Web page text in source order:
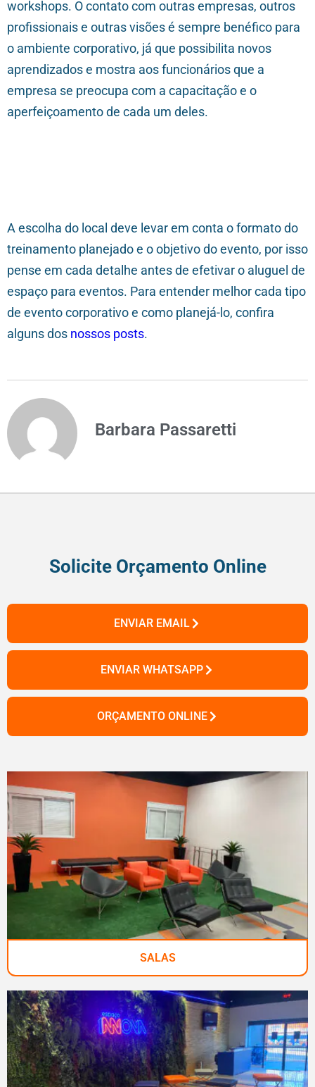
workshops. O contato com outras empresas, outros
profissionais e outras visões é sempre benéfico para
o ambiente corporativo, já que possibilita novos
aprendizados e mostra aos funcionários que a
empresa se preocupa com a capacitação e o
aperfeiçoamento de cada um deles.
A escolha do local deve levar em conta o formato do
treinamento planejado e o objetivo do evento, por isso
pense em cada detalhe antes de efetivar o aluguel de
espaço para eventos. Para entender melhor cada tipo
de evento corporativo e como planejá-lo, confira
alguns dos nossos posts.
Barbara Passaretti
Solicite Orçamento Online
ENVIAR EMAIL
ENVIAR WHATSAPP
ORÇAMENTO ONLINE
SALAS